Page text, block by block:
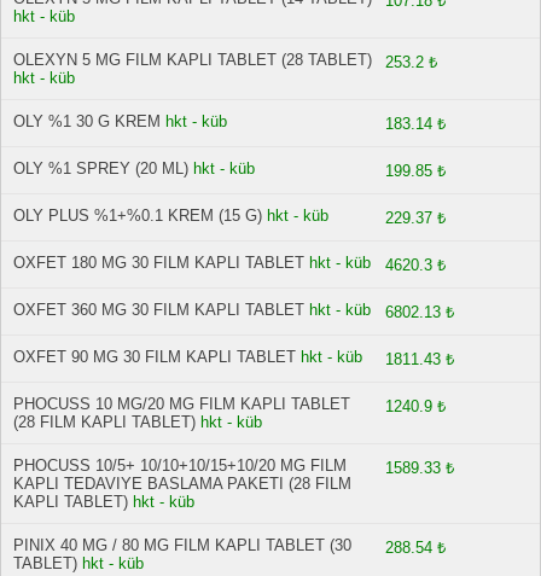
hkt - küb
OLEXYN 5 MG FILM KAPLI TABLET (28 TABLET)
hkt - küb
253.2 ₺
OLY %1 30 G KREM hkt - küb 183.14 ₺
OLY %1 SPREY (20 ML) hkt - küb 199.85 ₺
OLY PLUS %1+%0.1 KREM (15 G) hkt - küb 229.37 ₺
OXFET 180 MG 30 FILM KAPLI TABLET hkt - küb 4620.3 ₺
OXFET 360 MG 30 FILM KAPLI TABLET hkt - küb 6802.13 ₺
OXFET 90 MG 30 FILM KAPLI TABLET hkt - küb 1811.43 ₺
PHOCUSS 10 MG/20 MG FILM KAPLI TABLET
(28 FILM KAPLI TABLET) hkt - küb
1240.9 ₺
PHOCUSS 10/5+ 10/10+10/15+10/20 MG FILM
KAPLI TEDAVIYE BASLAMA PAKETI (28 FILM
KAPLI TABLET) hkt - küb
1589.33 ₺
PINIX 40 MG / 80 MG FILM KAPLI TABLET (30
TABLET) hkt - küb
288.54 ₺